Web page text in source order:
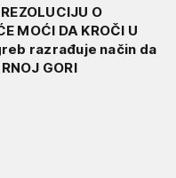
O
MOĆI DA KROČI U
razrađuje način da
GORI